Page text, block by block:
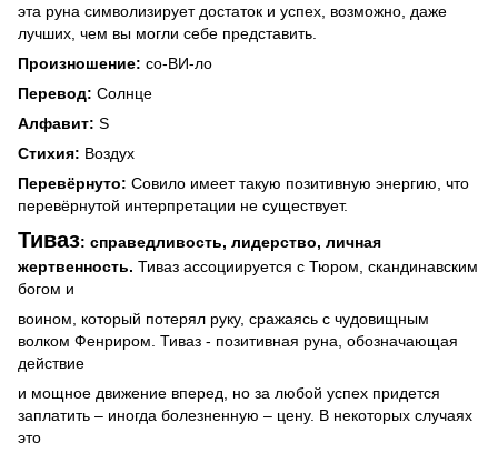
эта руна символизирует достаток и успех, возможно, даже
лучших, чем вы могли себе представить.
Произношение: со-ВИ-ло
Перевод: Солнце
Алфавит: S
Стихия: Воздух
Перевёрнуто: Совило имеет такую позитивную энергию, что
перевёрнутой интерпретации не существует.
Тиваз: справедливость, лидерство, личная
жертвенность. Тиваз ассоциируется с Тюром, скандинавским
богом и
воином, который потерял руку, сражаясь с чудовищным
волком Фенриром. Тиваз - позитивная руна, обозначающая
действие
и мощное движение вперед, но за любой успех придется
заплатить – иногда болезненную – цену. В некоторых случаях
это